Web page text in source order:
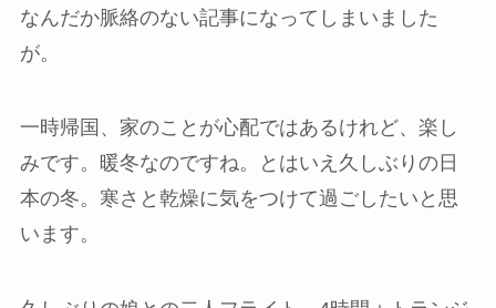
なんだか脈絡のない記事になってしまいました
が。
一時帰国、家のことが心配ではあるけれど、楽し
みです。暖冬なのですね。とはいえ久しぶりの日
本の冬。寒さと乾燥に気をつけて過ごしたいと思
います。